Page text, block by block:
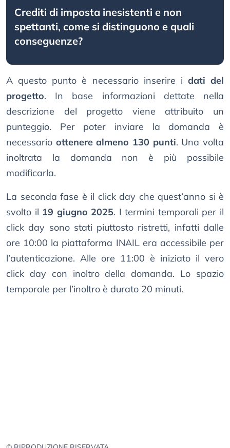
Crediti di imposta inesistenti e non
spettanti, come si distinguono e quali
conseguenze?
A questo punto è necessario inserire i dati del
progetto. In base informazioni dettate nella
descrizione del progetto viene attribuito un
punteggio. Per poter inviare la domanda è
necessario ottenere almeno 130 punti. Una volta
inoltrata la domanda non è più possibile
modificarla.
La seconda fase è il click day che quest’anno si è
svolto il 19 giugno 2025. I termini temporali per il
click day sono stati piuttosto ristretti, infatti dalle
ore 10:00 la piattaforma INAIL era accessibile per
l’autenticazione. Alle ore 11:00 è iniziato il vero
click day con inoltro della domanda. Lo spazio
temporale per l’inoltro è durato 20 minuti.